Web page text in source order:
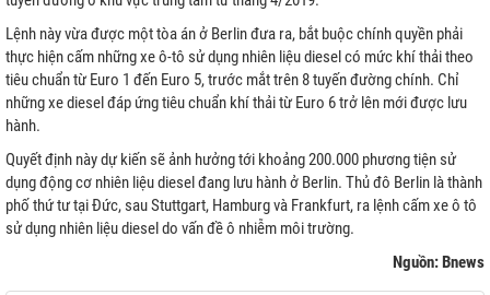
Lệnh này vừa được một tòa án ở Berlin đưa ra, bắt buộc chính quyền phải
thực hiện cấm những xe ô-tô sử dụng nhiên liệu diesel có mức khí thải theo
tiêu chuẩn từ Euro 1 đến Euro 5, trước mắt trên 8 tuyến đường chính. Chỉ
những xe diesel đáp ứng tiêu chuẩn khí thải từ Euro 6 trở lên mới được lưu
hành.
Quyết định này dự kiến sẽ ảnh hưởng tới khoảng 200.000 phương tiện sử
dụng động cơ nhiên liệu diesel đang lưu hành ở Berlin. Thủ đô Berlin là thành
phố thứ tư tại Đức, sau Stuttgart, Hamburg và Frankfurt, ra lệnh cấm xe ô tô
sử dụng nhiên liệu diesel do vấn đề ô nhiễm môi trường.
Nguồn: Bnews